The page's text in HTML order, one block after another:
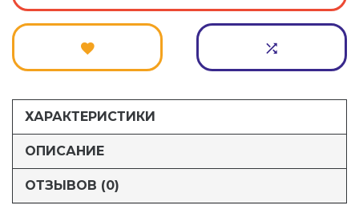
ХАРАКТЕРИСТИКИ
ОПИСАНИЕ
ОТЗЫВОВ (0)